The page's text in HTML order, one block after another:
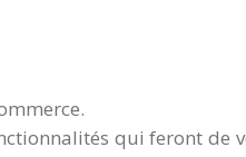
qui feront de